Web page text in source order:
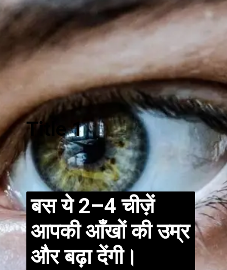
Title 1
बस ये 2–4 चीज़ें
आपकी आँखों की उम्र
और बढ़ा देंगी।